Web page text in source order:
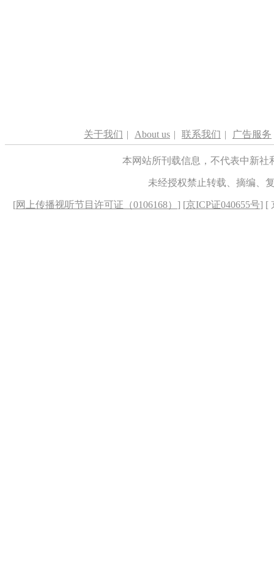
关于我们 | About us | 联系我们 | 广告服务
本网站所刊载信息，不代表中新
未经授权禁止转载、摘编、
[网上传播视听节目许可证（0106168） ] [京ICP证040655号] [